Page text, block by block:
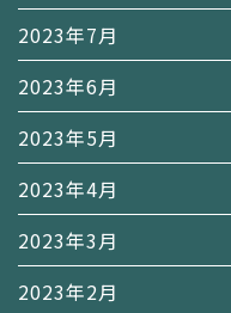
2023年7月
2023年6月
2023年5月
2023年4月
2023年3月
2023年2月